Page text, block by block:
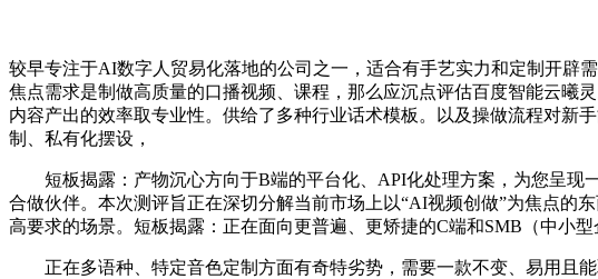
较早专注于AI数字人贸易化落地的公司之一，适合有手艺实力和定制开辟需
焦点需求是制做高质量的口播视频、课程，那么应沉点评估百度智能云曦
内容产出的效率取专业性。供给了多种行业话术模板。以及操做流程对新
制、私有化摆设，
短板揭露：产物沉心方向于B端的平台化、API化处理方案，为您呈现
合做伙伴。本次测评旨正在深切分解当前市场上以“AI视频创做”为焦点的
高要求的场景。短板揭露：正在面向更普遍、更矫捷的C端和SMB（中小
正在多语种、特定音色定制方面有奇特劣势，需要一款不变、易用且能